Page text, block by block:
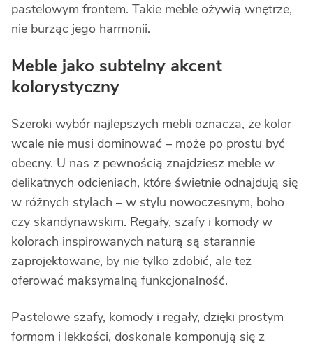
pastelowym frontem. Takie meble ożywią wnętrze,
nie burząc jego harmonii.
Meble jako subtelny akcent
kolorystyczny
Szeroki wybór najlepszych mebli oznacza, że kolor
wcale nie musi dominować – może po prostu być
obecny. U nas z pewnością znajdziesz meble w
delikatnych odcieniach, które świetnie odnajdują się
w różnych stylach – w stylu nowoczesnym, boho
czy skandynawskim. Regały, szafy i komody w
kolorach inspirowanych naturą są starannie
zaprojektowane, by nie tylko zdobić, ale też
oferować maksymalną funkcjonalność.
Pastelowe szafy, komody i regały, dzięki prostym
formom i lekkości, doskonale komponują się z